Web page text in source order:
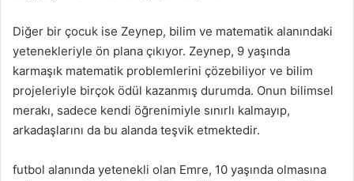
Diğer bir çocuk ise Zeynep, bilim ve matematik alanındaki
yetenekleriyle ön plana çıkıyor. Zeynep, 9 yaşında
karmaşık matematik problemlerini çözebiliyor ve bilim
projeleriyle birçok ödül kazanmış durumda. Onun bilimsel
merakı, sadece kendi öğrenimiyle sınırlı kalmayıp,
arkadaşlarını da bu alanda teşvik etmektedir.
futbol alanında yetenekli olan Emre, 10 yaşında olmasına